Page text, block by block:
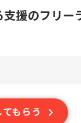
援のフリー
もらう